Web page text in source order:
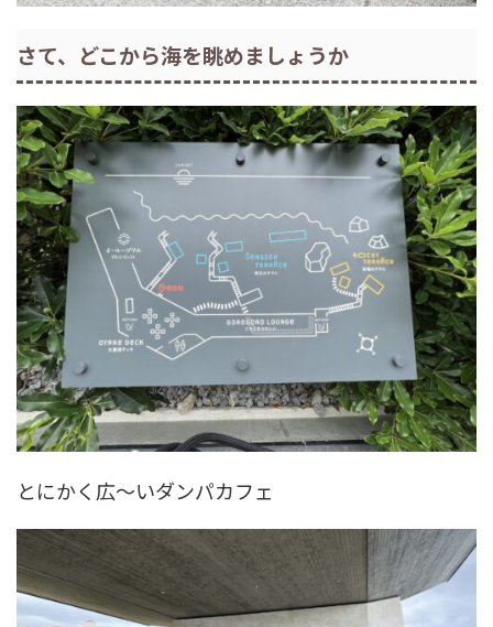
さて、どこから海を眺めましょうか
とにかく広～いダンパカフェ